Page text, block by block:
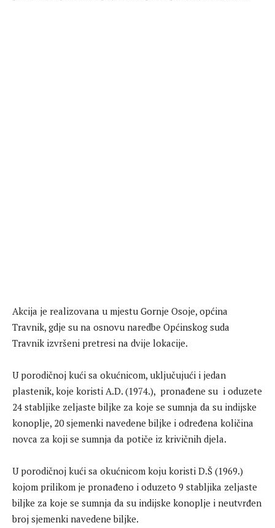
Akcija je realizovana u mjestu Gornje Osoje, općina
Travnik, gdje su na osnovu naredbe Općinskog suda
Travnik izvršeni pretresi na dvije lokacije.
U porodičnoj kući sa okućnicom, uključujući i jedan
plastenik, koje koristi A.D. (1974.), pronađene su i oduzete
24 stabljike zeljaste biljke za koje se sumnja da su indijske
konoplje, 20 sjemenki navedene biljke i određena količina
novca za koji se sumnja da potiče iz krivičnih djela.
U porodičnoj kući sa okućnicom koju koristi D.Š (1969.)
kojom prilikom je pronađeno i oduzeto 9 stabljika zeljaste
biljke za koje se sumnja da su indijske konoplje i neutvrđen
broj sjemenki navedene biljke.